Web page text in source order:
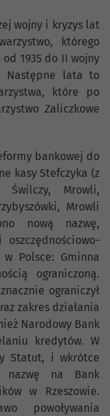
wojny i kryzys lat
którego
od 1935 do II wojny
Następne lata to
które po
Zaliczkowe
bankowej do
kasy Stefczyka (z
Świlczy, Mrowli,
Mrowli
nową nazwę,
w Polsce: Gminna
ograniczoną.
ograniczył
zakres działania
Narodowy Bank
kredytów. W
Statut, i wkrótce
nazwę na Bank
w Rzeszowie.
powoływania